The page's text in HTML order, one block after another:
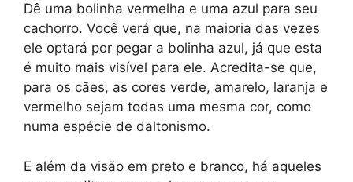
Dê uma bolinha vermelha e uma azul para seu
cachorro. Você verá que, na maioria das vezes
ele optará por pegar a bolinha azul, já que esta
é muito mais visível para ele. Acredita-se que,
para os cães, as cores verde, amarelo, laranja e
vermelho sejam todas uma mesma cor, como
numa espécie de daltonismo.
E além da visão em preto e branco, há aqueles